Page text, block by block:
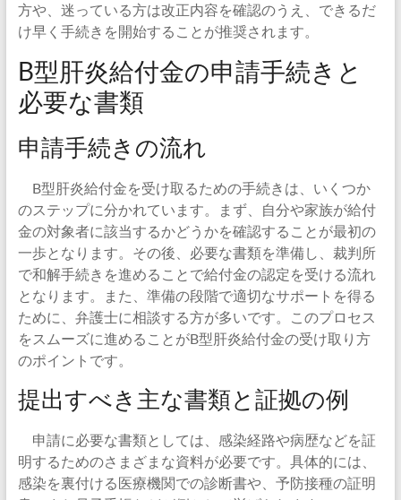
方や、迷っている方は改正内容を確認のうえ、できるだ
け早く手続きを開始することが推奨されます。
B型肝炎給付金の申請手続きと
必要な書類
申請手続きの流れ
B型肝炎給付金を受け取るための手続きは、いくつか
のステップに分かれています。まず、自分や家族が給付
金の対象者に該当するかどうかを確認することが最初の
一歩となります。その後、必要な書類を準備し、裁判所
で和解手続きを進めることで給付金の認定を受ける流れ
となります。また、準備の段階で適切なサポートを得る
ために、弁護士に相談する方が多いです。このプロセス
をスムーズに進めることがB型肝炎給付金の受け取り方
のポイントです。
提出すべき主な書類と証拠の例
申請に必要な書類としては、感染経路や病歴などを証
明するためのさまざまな資料が必要です。具体的には、
感染を裏付ける医療機関での診断書や、予防接種の証明